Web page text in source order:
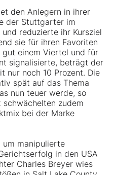
den Anlegern in ihrer
der Stuttgarter im
reduzierte ihr Kursziel
sie für ihren Favoriten
gut einem Viertel und für
signalisierte, beträgt der
nur noch 10 Prozent. Die
spät auf das Thema
nun teuer werde, so
zudem
bei der Marke
um manipulierte
in den USA
Charles Breyer wies